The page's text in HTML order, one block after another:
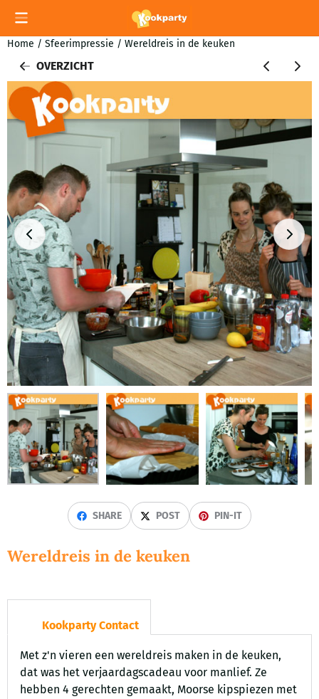
Cookievoorkeuren zijn momenteel gesloten.
Home / Sfeerimpressie / Wereldreis in de keuken
OVERZICHT
SHARE POST PIN-IT
Wereldreis in de keuken
Kookparty Contact
Met z'n vieren een wereldreis maken in de keuken,
dat was het verjaardagscadeau voor manlief. Ze
hebben 4 gerechten gemaakt, Moorse kipspiezen met